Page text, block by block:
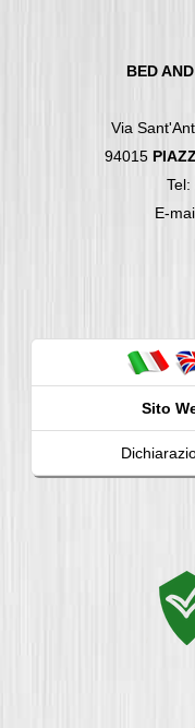
BED
Via
94015
Tel:
E-
Sito